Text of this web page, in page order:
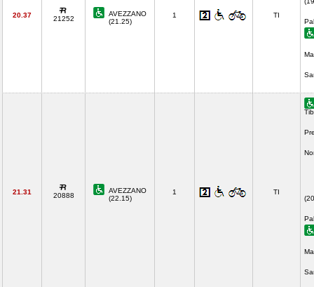
20.37 21252
AVEZZANO
(21.25)
1 TI
21.31 20888
AVEZZANO
(22.15)
1 TI